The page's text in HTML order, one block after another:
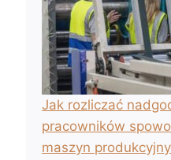
Jak rozliczać
pracowników
maszyn